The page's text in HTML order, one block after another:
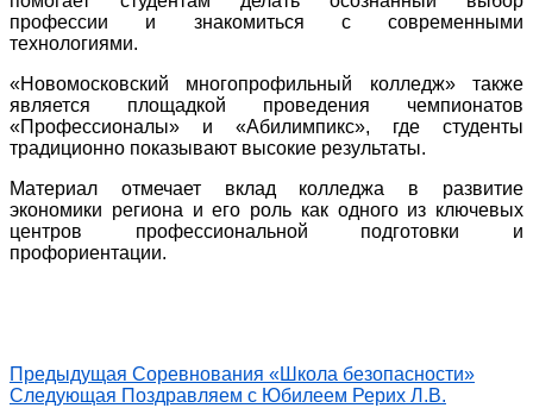
профессии и знакомиться с современными
технологиями.
«Новомосковский многопрофильный колледж» также
является площадкой проведения чемпионатов
«Профессионалы» и «Абилимпикс», где студенты
традиционно показывают высокие результаты.
Материал отмечает вклад колледжа в развитие
экономики региона и его роль как одного из ключевых
центров профессиональной подготовки и
профориентации.
Предыдущая Соревнования «Школа безопасности»
Следующая Поздравляем с Юбилеем Рерих Л.В.